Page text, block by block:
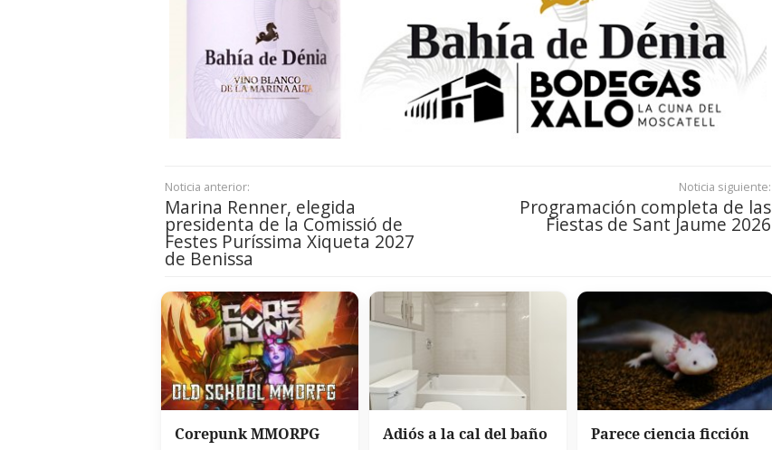
Noticia anterior:
Marina Renner, elegida
presidenta de la Comissió de
Festes Puríssima Xiqueta 2027
de Benissa
Noticia siguiente:
Programación completa de las
Fiestas de Sant Jaume 2026
Corepunk MMORPG
Adiós a la cal del baño
Parece ciencia ficción